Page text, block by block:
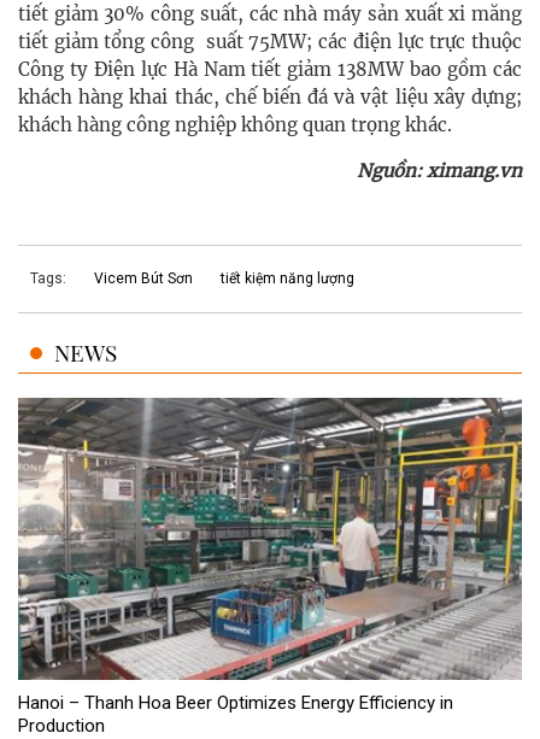
tiết giảm 30% công suất, các nhà máy sản xuất xi măng
tiết giảm tổng công suất 75MW; các điện lực trực thuộc
Công ty Điện lực Hà Nam tiết giảm 138MW bao gồm các
khách hàng khai thác, chế biến đá và vật liệu xây dựng;
khách hàng công nghiệp không quan trọng khác.
Nguồn: ximang.vn
Tags: Vicem Bút Sơn tiết kiệm năng lượng
NEWS
Hanoi – Thanh Hoa Beer Optimizes Energy Efficiency in
Production